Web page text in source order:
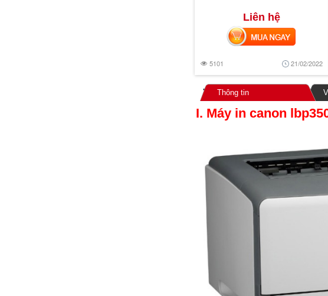
Liên hệ
5101 21/02/2022
MUA NGAY
Thông tin
I. Máy in canon